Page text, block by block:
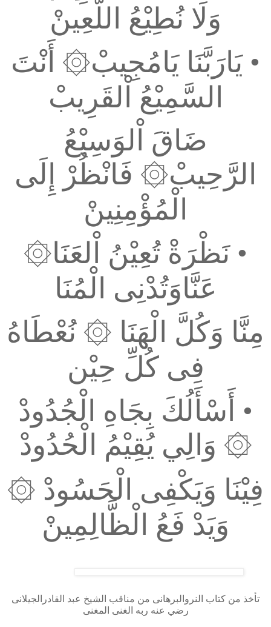
وَلَا نُطِيْعُ اللَّعِينْ
•يَارَبَّنَا يَامُجِيبْ۞ أَنْتَ
السَّمِيْعُ اْلقَرِيبْ
ضَاقَ اْلوَسِيْعُ
الرَّحِيبْ۞ فَانْظُرْ إِلَى
الْمُؤْمِنِينْ
•نَظْرَةْ تُعِيْنُ اْلعَنَا۞
عَنَّاوَتُدْنِى الْمُنَا
مِنَّا وَكُلَّ الْهَنَا ۞نُعْطَاهُ
فِى كُلِّ حِيْن
• أَسْأَلُكَ بِجَاهِ الْجُدُودْ
۞ وَالِي يُقِيْمُ الْحُدُودْ
فِيْنَا وَيَكْفِى الْحَسُودْ ۞
وَيَدْ فَعُ الْظَّالِمِينْ
تأخذ من كتاب النروالبرهانى من مناقب الشيخ عبد القادرالجيلانى
رضي عنه ربه الغنى المغنى